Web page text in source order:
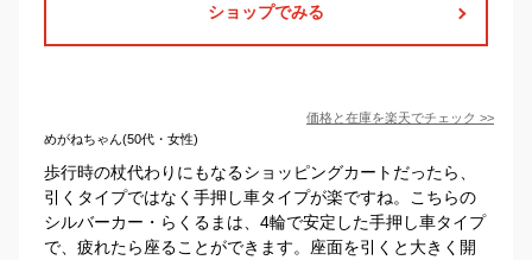
ショップでみる
価格と在庫を楽天でチェック >>
めがねちゃん(50代・女性)
歩行時の杖代わりにもなるショッピングカートだったら、
引くタイプではなく手押し車タイプが楽ですね。こちらの
シルバーカー・らくるまは、4輪で安定した手押し車タイプ
で、疲れたら座ることができます。座面を引くと大きく開